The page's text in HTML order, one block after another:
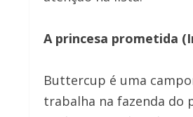
A princesa prometida
Buttercup é uma
trabalha na fazenda do